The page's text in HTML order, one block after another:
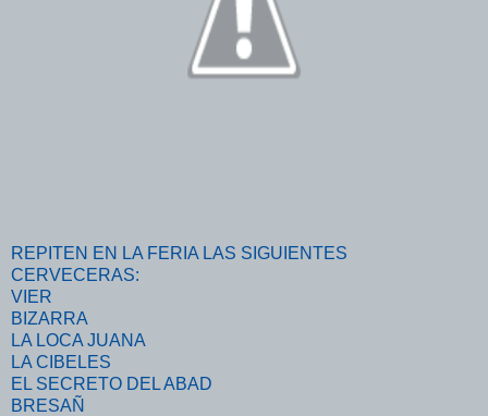
REPITEN EN LA FERIA LAS SIGUIENTES
CERVECERAS:
VIER
BIZARRA
LA LOCA JUANA
LA CIBELES
EL SECRETO DEL ABAD
BRESAÑ